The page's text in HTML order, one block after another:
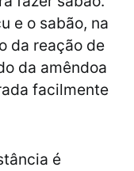
e o sabão, na
da reação de
da amêndoa
facilmente
é